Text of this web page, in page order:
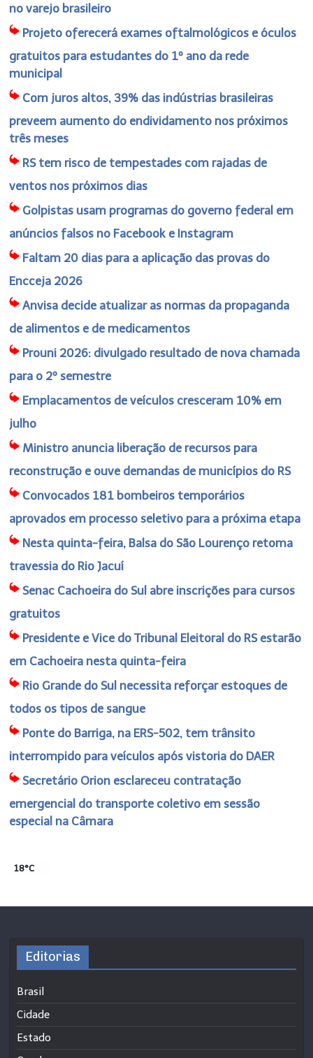
no varejo brasileiro
Projeto oferecerá exames oftalmológicos e óculos
gratuitos para estudantes do 1º ano da rede
municipal
Com juros altos, 39% das indústrias brasileiras
preveem aumento do endividamento nos próximos
três meses
RS tem risco de tempestades com rajadas de
ventos nos próximos dias
Golpistas usam programas do governo federal em
anúncios falsos no Facebook e Instagram
Faltam 20 dias para a aplicação das provas do
Encceja 2026
Anvisa decide atualizar as normas da propaganda
de alimentos e de medicamentos
Prouni 2026: divulgado resultado de nova chamada
para o 2º semestre
Emplacamentos de veículos cresceram 10% em
julho
Ministro anuncia liberação de recursos para
reconstrução e ouve demandas de municípios do RS
Convocados 181 bombeiros temporários
aprovados em processo seletivo para a próxima etapa
Nesta quinta-feira, Balsa do São Lourenço retoma
travessia do Rio Jacuí
Senac Cachoeira do Sul abre inscrições para cursos
gratuitos
Presidente e Vice do Tribunal Eleitoral do RS estarão
em Cachoeira nesta quinta-feira
Rio Grande do Sul necessita reforçar estoques de
todos os tipos de sangue
Ponte do Barriga, na ERS-502, tem trânsito
interrompido para veículos após vistoria do DAER
Secretário Orion esclareceu contratação
emergencial do transporte coletivo em sessão
especial na Câmara
18°C
Editorias
Brasil
Cidade
Estado